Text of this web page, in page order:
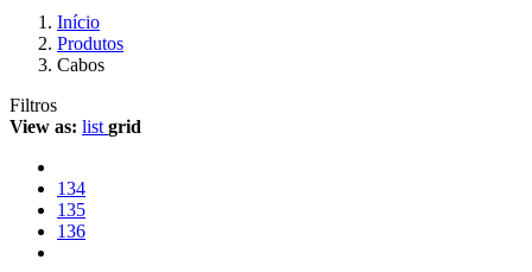
Início
Produtos
Cabos
Filtros
View as: list grid
134
135
136